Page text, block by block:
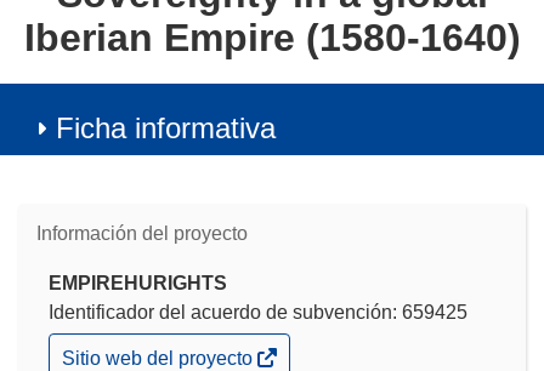
Iberian Empire (1580-1640)
Ficha informativa
Información del proyecto
EMPIREHURIGHTS
Identificador del acuerdo de subvención: 659425
(se
Sitio web del proyecto